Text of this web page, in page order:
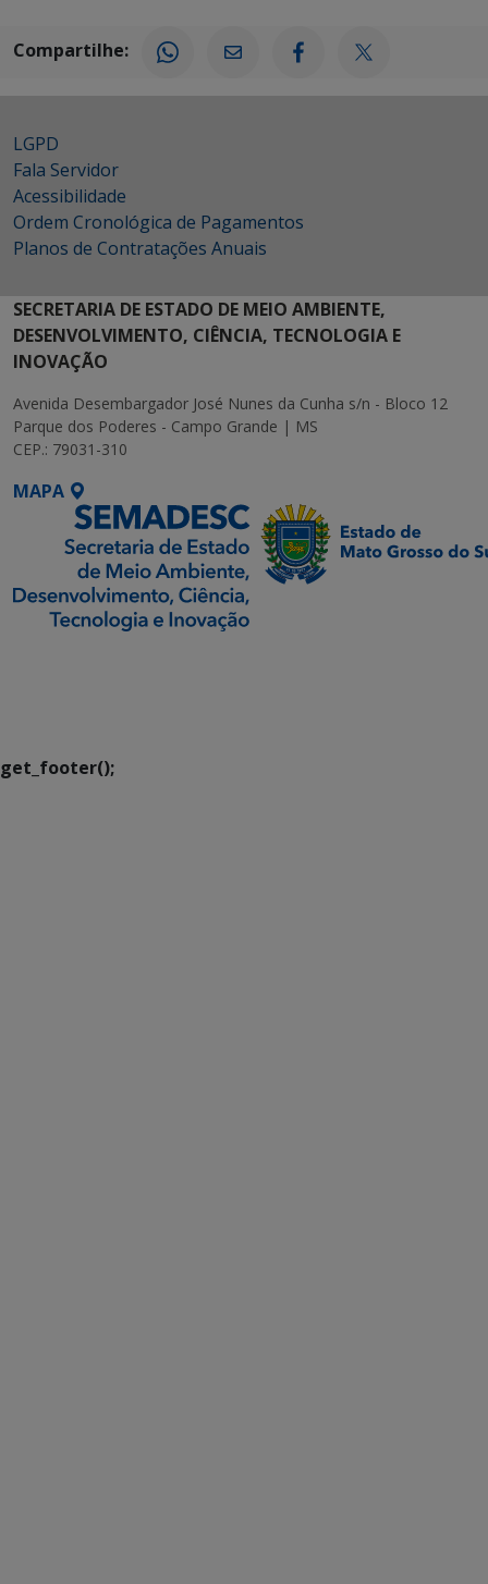
Compartilhe:
LGPD
Fala Servidor
Acessibilidade
Ordem Cronológica de Pagamentos
Planos de Contratações Anuais
SECRETARIA DE ESTADO DE MEIO AMBIENTE,
DESENVOLVIMENTO, CIÊNCIA, TECNOLOGIA E
INOVAÇÃO
Avenida Desembargador José Nunes da Cunha s/n - Bloco 12
Parque dos Poderes - Campo Grande | MS
CEP.: 79031-310
MAPA
get_footer();